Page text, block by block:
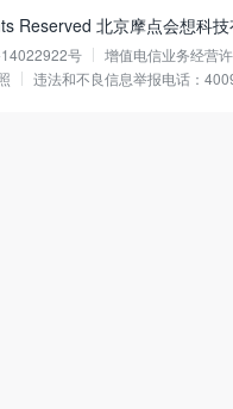
Reserved 北京摩点会想科
号
增值电信业务经营
违法和不良信息举报电话：